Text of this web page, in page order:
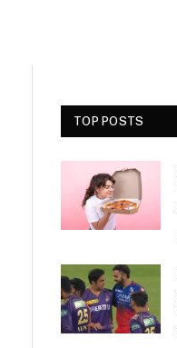
TOP POSTS